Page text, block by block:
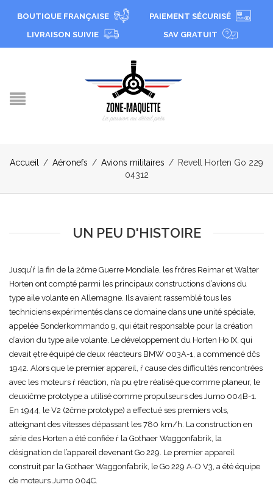
BOUTIQUE FRANÇAISE
PAIEMENT SÉCURISÉ
LIVRAISON SUIVIE
SAV GRATUIT
Accueil / Aéronefs / Avions militaires / Revell Horten Go 229
04312
UN PEU D'HISTOIRE
Jusqu’ŕ la fin de la 2čme Guerre Mondiale, les frčres Reimar et Walter
Horten ont compté parmi les principaux constructions d’avions du
type aile volante en Allemagne. Ils avaient rassemblé tous les
techniciens expérimentés dans ce domaine dans une unité spéciale,
appelée Sonderkommando 9, qui était responsable pour la création
d’avion du type aile volante. Le développement du Horten Ho IX, qui
devait ętre équipé de deux réacteurs BMW 003A-1, a commencé dčs
1942. Alors que le premier appareil, ŕ cause des difficultés rencontrées
avec les moteurs ŕ réaction, n’a pu ętre réalisé que comme planeur, le
deuxičme prototype a utilisé comme propulseurs des Jumo 004B-1.
En 1944, le V2 (2čme prototype) a effectué ses premiers vols,
atteignant des vitesses dépassant les 780 km/h. La construction en
série des Horten a été confiée ŕ la Gothaer Waggonfabrik, la
désignation de l’appareil devenant Go 229. Le premier appareil
construit par la Gothaer Waggonfabrik, le Go 229 A-O V3, a été équipe
de moteurs Jumo 004C.